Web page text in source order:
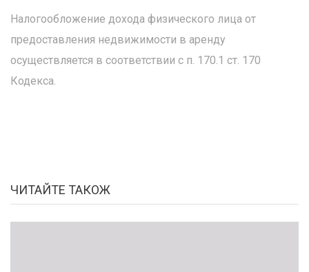
Налогообложение дохода физического лица от
предоставления недвижимости в аренду
осуществляется в соответствии с п. 170.1 ст. 170
Кодекса.
ЧИТАЙТЕ ТАКОЖ